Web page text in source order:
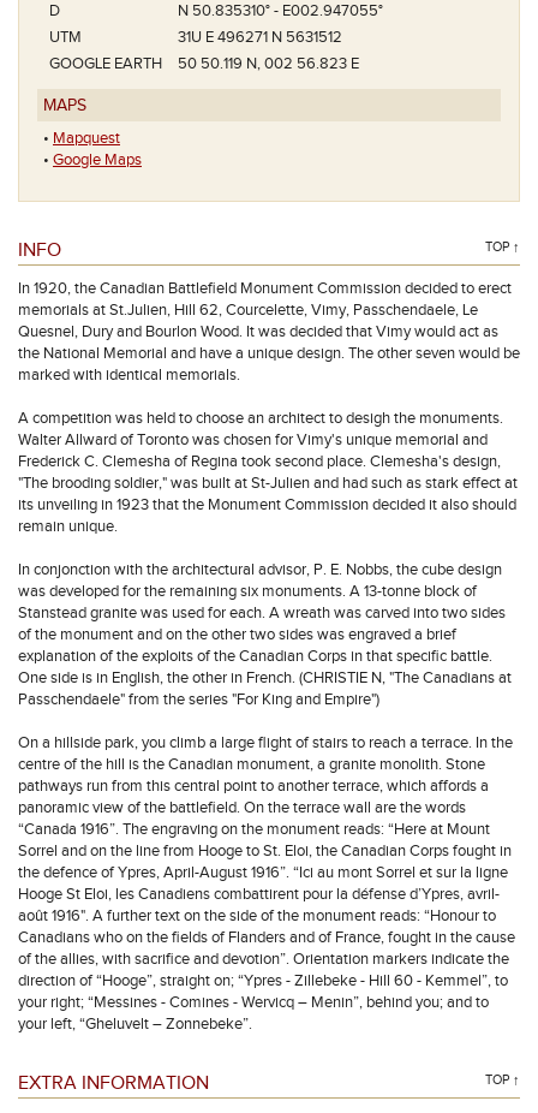
D
N 50.835310° - E002.947055°
UTM
31U E 496271 N 5631512
GOOGLE EARTH
50 50.119 N, 002 56.823 E
MAPS
• Mapquest
• Google Maps
INFO TOP ↑
In 1920, the Canadian Battlefield Monument Commission decided to erect
memorials at St.Julien, Hill 62, Courcelette, Vimy, Passchendaele, Le
Quesnel, Dury and Bourlon Wood. It was decided that Vimy would act as
the National Memorial and have a unique design. The other seven would be
marked with identical memorials.
A competition was held to choose an architect to desigh the monuments.
Walter Allward of Toronto was chosen for Vimy's unique memorial and
Frederick C. Clemesha of Regina took second place. Clemesha's design,
"The brooding soldier," was built at St-Julien and had such as stark effect at
its unveiling in 1923 that the Monument Commission decided it also should
remain unique.
In conjonction with the architectural advisor, P. E. Nobbs, the cube design
was developed for the remaining six monuments. A 13-tonne block of
Stanstead granite was used for each. A wreath was carved into two sides
of the monument and on the other two sides was engraved a brief
explanation of the exploits of the Canadian Corps in that specific battle.
One side is in English, the other in French. (CHRISTIE N, "The Canadians at
Passchendaele" from the series "For King and Empire")
On a hillside park, you climb a large flight of stairs to reach a terrace. In the
centre of the hill is the Canadian monument, a granite monolith. Stone
pathways run from this central point to another terrace, which affords a
panoramic view of the battlefield. On the terrace wall are the words
“Canada 1916”. The engraving on the monument reads: “Here at Mount
Sorrel and on the line from Hooge to St. Eloi, the Canadian Corps fought in
the defence of Ypres, April-August 1916”. “Ici au mont Sorrel et sur la ligne
Hooge St Eloi, les Canadiens combattirent pour la défense d’Ypres, avril-
août 1916". A further text on the side of the monument reads: “Honour to
Canadians who on the fields of Flanders and of France, fought in the cause
of the allies, with sacrifice and devotion”. Orientation markers indicate the
direction of “Hooge”, straight on; “Ypres - Zillebeke - Hill 60 - Kemmel”, to
your right; “Messines - Comines - Wervicq – Menin”, behind you; and to
your left, “Gheluvelt – Zonnebeke”.
EXTRA INFORMATION TOP ↑